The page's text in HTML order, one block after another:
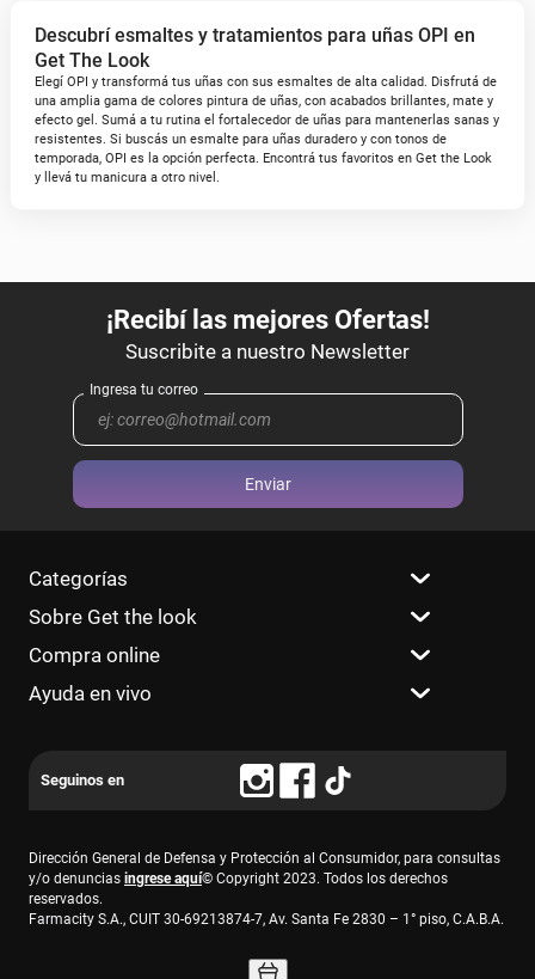
Descubrí esmaltes y tratamientos para uñas OPI en
Get The Look
Elegí OPI y transformá tus uñas con sus esmaltes de alta calidad. Disfrutá de
una amplia gama de colores pintura de uñas, con acabados brillantes, mate y
efecto gel. Sumá a tu rutina el fortalecedor de uñas para mantenerlas sanas y
resistentes. Si buscás un esmalte para uñas duradero y con tonos de
temporada, OPI es la opción perfecta. Encontrá tus favoritos en Get the Look
y llevá tu manicura a otro nivel.
Enviar
Categorías
Sobre Get the look
Compra online
Ayuda en vivo
Dirección General de Defensa y Protección al Consumidor, para consultas
y/o denuncias ingrese aquí© Copyright 2023. Todos los derechos
reservados.
Farmacity S.A., CUIT 30-69213874-7, Av. Santa Fe 2830 – 1° piso, C.A.B.A.